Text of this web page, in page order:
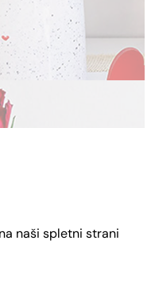
naši spletni strani